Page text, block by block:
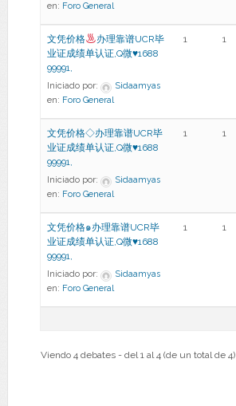
en: Foro General
文凭价格
办理靠谱UCR毕
业证成绩单认证,Q微♥1688
99991,
Iniciado por:
Sidaamyas
en: Foro General
1 1
文凭价格◇办理靠谱UCR毕
业证成绩单认证,Q微♥1688
99991,
Iniciado por:
Sidaamyas
en: Foro General
1 1
文凭价格๑办理靠谱UCR毕
业证成绩单认证,Q微♥1688
99991,
Iniciado por:
Sidaamyas
en: Foro General
1 1
Viendo 4 debates - del 1 al 4 (de un total de 4)